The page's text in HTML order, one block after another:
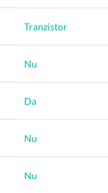
Tranzistor
Nu
Da
Nu
Nu